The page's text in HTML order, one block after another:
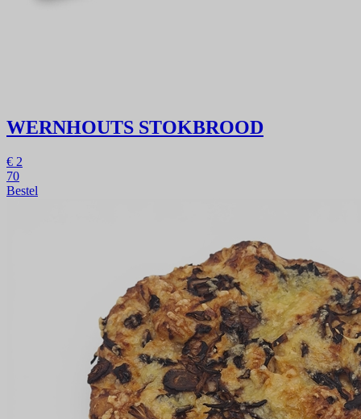
WERNHOUTS STOKBROOD
€ 2
70
Bestel